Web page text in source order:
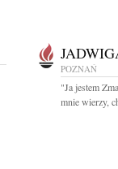
POZNAŃ
"Ja jestem
mnie wierzy,